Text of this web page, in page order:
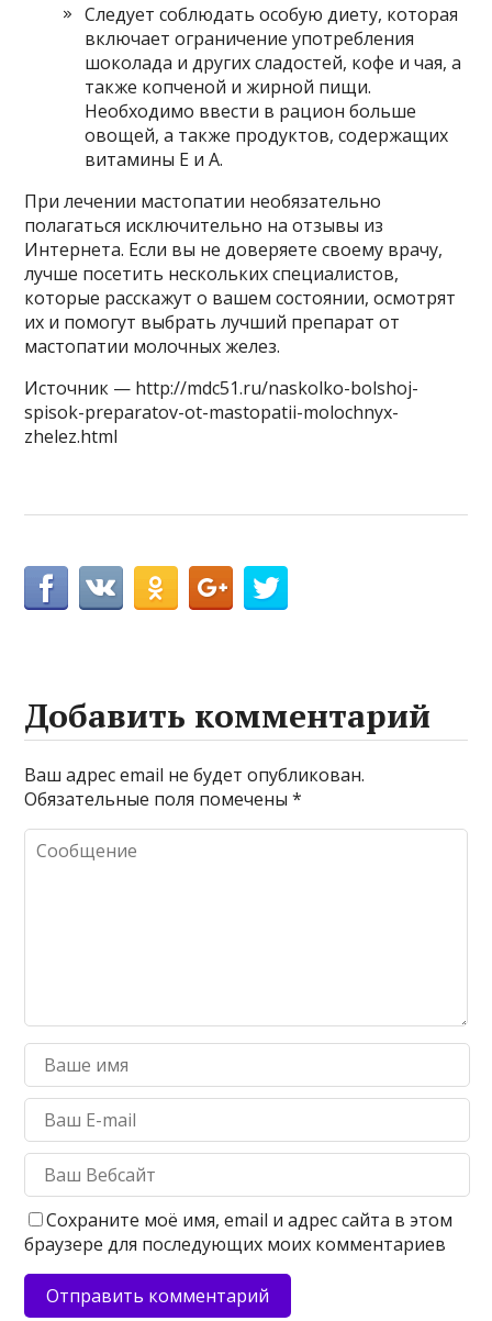
Следует соблюдать особую диету, которая
включает ограничение употребления
шоколада и других сладостей, кофе и чая, а
также копченой и жирной пищи.
Необходимо ввести в рацион больше
овощей, а также продуктов, содержащих
витамины Е и А.
При лечении мастопатии необязательно
полагаться исключительно на отзывы из
Интернета. Если вы не доверяете своему врачу,
лучше посетить нескольких специалистов,
которые расскажут о вашем состоянии, осмотрят
их и помогут выбрать лучший препарат от
мастопатии молочных желез.
Источник — http://mdc51.ru/naskolko-bolshoj-
spisok-preparatov-ot-mastopatii-molochnyx-
zhelez.html
Добавить комментарий
Ваш адрес email не будет опубликован.
Обязательные поля помечены*
Сохраните моё имя, email и адрес сайта в этом
браузере для последующих моих комментариев